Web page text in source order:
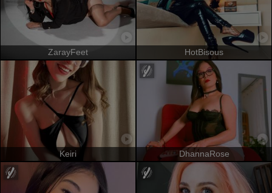
ZarayFeet HotBisous
Keiri DhannaRose